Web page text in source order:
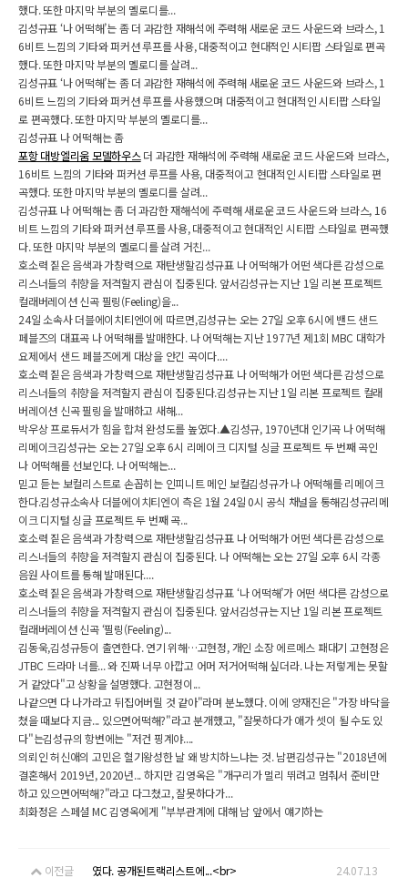
했다. 또한 마지막 부분의 멜로디를...
김성규표 ‘나 어떡해’는 좀 더 과감한 재해석에 주력해 새로운 코드 사운드와 브라스, 1
6비트 느낌의 기타와 퍼커션 루프를 사용, 대중적이고 현대적인 시티팝 스타일로 편곡
했다. 또한 마지막 부분의 멜로디를 살려...
김성규표 ‘나 어떡해’는 좀 더 과감한 재해석에 주력해 새로운 코드 사운드와 브라스, 1
6비트 느낌의 기타와 퍼커션 루프를 사용했으며 대중적이고 현대적인 시티팝 스타일
로 편곡했다. 또한 마지막 부분의 멜로디를...
김성규표 나 어떡해는 좀
포항 대방엘리움 모델하우스 더 과감한 재해석에 주력해 새로운 코드 사운드와 브라스,
16비트 느낌의 기타와 퍼커션 루프를 사용, 대중적이고 현대적인 시티팝 스타일로 편
곡했다. 또한 마지막 부분의 멜로디를 살려...
김성규표 나 어떡해는 좀 더 과감한 재해석에 주력해 새로운 코드 사운드와 브라스, 16
비트 느낌의 기타와 퍼커션 루프를 사용, 대중적이고 현대적인 시티팝 스타일로 편곡했
다. 또한 마지막 부분의 멜로디를 살려 거친...
호소력 짙은 음색과 가창력으로 재탄생할김성규표 나 어떡해가 어떤 색다른 감성으로
리스너들의 취향을 저격할지 관심이 집중된다. 앞서김성규는 지난 1일 리본 프로젝트
컬래버레이션 신곡 필링(Feeling)을...
24일 소속사 더블에이치티엔이에 따르면,김성규는 오는 27일 오후 6시에 밴드 샌드
페블즈의 대표곡 나 어떡해를 발매한다. 나 어떡해는 지난 1977년 제1회 MBC 대학가
요제에서 샌드 페블즈에게 대상을 안긴 곡이다....
호소력 짙은 음색과 가창력으로 재탄생할김성규표 나 어떡해가 어떤 색다른 감성으로
리스너들의 취향을 저격할지 관심이 집중된다.김성규는 지난 1일 리본 프로젝트 컬래
버레이션 신곡 필링을 발매하고 새해...
박우상 프로듀서가 힘을 합쳐 완성도를 높였다.▲김성규, 1970년대 인기곡 나 어떡해
리메이크김성규는 오는 27일 오후 6시 리메이크 디지털 싱글 프로젝트 두 번째 곡인
나 어떡해를 선보인다. 나 어떡해는...
믿고 듣는 보컬리스트로 손꼽히는 인피니트 메인 보컬김성규가 나 어떡해를 리메이크
한다.김성규소속사 더블에이치티엔이 측은 1월 24일 0시 공식 채널을 통해김성규리메
이크 디지털 싱글 프로젝트 두 번째 곡...
호소력 짙은 음색과 가창력으로 재탄생할김성규표 나 어떡해가 어떤 색다른 감성으로
리스너들의 취향을 저격할지 관심이 집중된다. 나 어떡해는 오는 27일 오후 6시 각종
음원 사이트를 통해 발매된다....
호소력 짙은 음색과 가창력으로 재탄생할김성규표 ‘나 어떡해’가 어떤 색다른 감성으로
리스너들의 취향을 저격할지 관심이 집중된다. 앞서김성규는 지난 1일 리본 프로젝트
컬래버레이션 신곡 ‘필링(Feeling)...
김동욱,김성규등이 출연한다. 연기 위해…고현정, 개인 소장 에르메스 패대기 고현정은
JTBC 드라마 너를... 와 진짜 너무 아깝고 어머 저거어떡해 싶더라. 나는 저렇게는 못할
거 같았다"고 상황을 설명했다. 고현정이...
나같으면 다 나가라고 뒤집어버릴 것 같아"라며 분노했다. 이에 양재진은 "가장 바닥을
쳤을 때보다 지금... 있으면어떡해?"라고 분개했고, "잘못하다가 애가 셋이 될 수도 있
다"는김성규의 항변에는 "저건 핑계야....
의뢰인 허신애의 고민은 혈기왕성한 날 왜 방치하느냐는 것. 남편김성규는 "2018년에
결혼해서 2019년, 2020년... 하지만 김영옥은 "개구리가 멀리 뛰려고 멈춰서 준비만
하고 있으면어떡해?"라고 다그쳤고, 잘못하다가...
최화정은 스페셜 MC 김영옥에게 "부부관계에 대해 남 앞에서 얘기하는
이전글 였다. 공개된트랙리스트에...<br> 24.07.13